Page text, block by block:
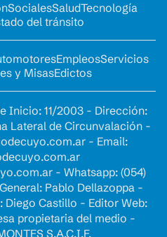
SocialesSaludTecnología
del tránsito
EmpleosServicios
y MisasEdictos
Inicio: 11/2003 - Dirección:
Lateral de Circunvalación -
- Email:
- Whatsapp: (054)
Pablo Dellazoppa -
Diego Castillo - Editor Web:
propietaria del medio -
S.A.C.I.F.